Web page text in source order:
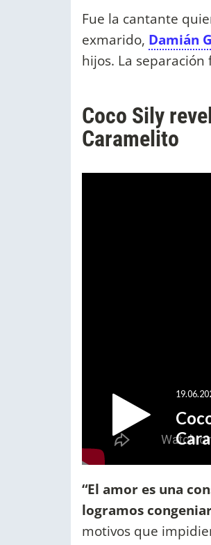
Fue la cantante
exmarido, Damián
hijos. La
Coco Sily
Caramelito
“El amor es una
logramos
motivos que